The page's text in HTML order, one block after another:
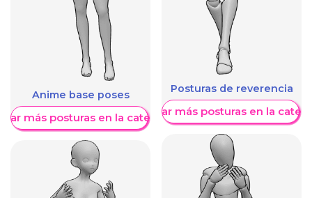
Anime base poses
más posturas en la categoría
Posturas de reverencia
Mostrar más posturas en la